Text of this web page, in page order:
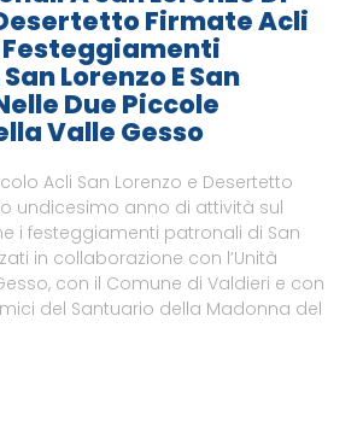
Firmate Acli
Festeggiamenti
Lorenzo E San
Due Piccole
Valle Gesso
Acli San Lorenzo e Desertetto
undicesimo anno di attività sul
i festeggiamenti patronali di San
in collaborazione con l’Unità
con il Comune di Valdieri e con
del Santuario della Madonna del